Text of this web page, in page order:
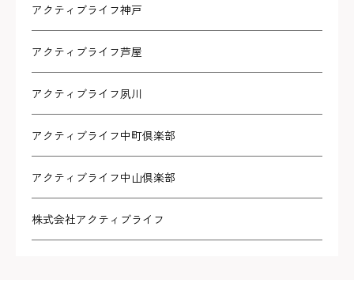
アクティブライフ神戸
アクティブライフ芦屋
アクティブライフ夙川
アクティブライフ中町倶楽部
アクティブライフ中山倶楽部
株式会社アクティブライフ